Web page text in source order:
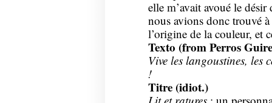
elle m’avait avoué le
nous avions donc trouvé
l’origine de la couleur, et
Texto (from Perros
Vive les langoustines, les
!
Titre (idiot.)